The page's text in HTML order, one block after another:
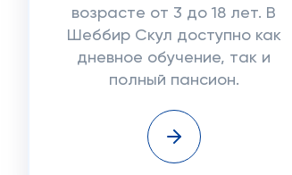
возрасте от 3 до 18 лет. В
Шеббир Скул доступно как
дневное обучение, так и
полный пансион.